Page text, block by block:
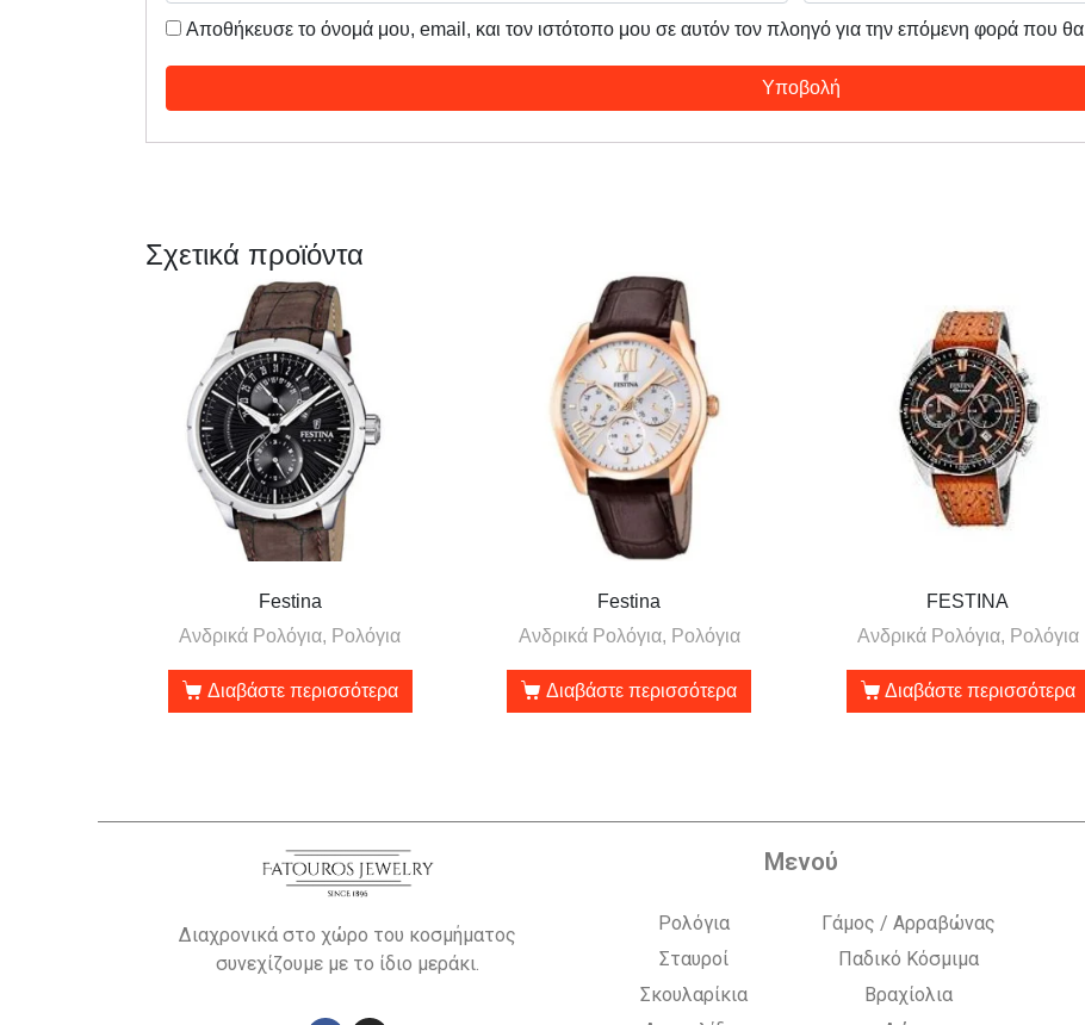
Αποθήκευσε το όνομά μου, email, και τον ιστότοπο μου σε αυτόν τον πλοηγό για την επόμενη φορά που
Σχετικά προϊόντα
Festina
Ανδρικά Ρολόγια, Ρολόγια
Διαβάστε περισσότερα
Festina
Ανδρικά Ρολόγια, Ρολόγια
Διαβάστε περισσότερα
FESTINA
Ανδρικά Ρολόγια, Ρολόγια
Διαβάστε περισσότερα
Διαχρονικά στο χώρο του κοσμήματος
συνεχίζουμε με το ίδιο μεράκι.
Μενού
Ρολόγια
Σταυροί
Σκουλαρίκια
Γάμος / Αρραβώνας
Παδικό Κόσμιμα
Βραχίολια